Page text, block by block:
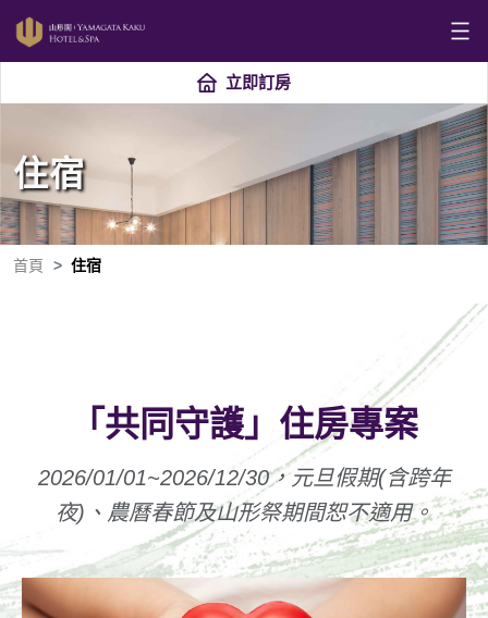
立即訂房
住宿
首頁 住宿
「共同守護」住房專案
2026/01/01~2026/12/30，元旦假期(含跨年
夜)、農曆春節及山形祭期間恕不適用。